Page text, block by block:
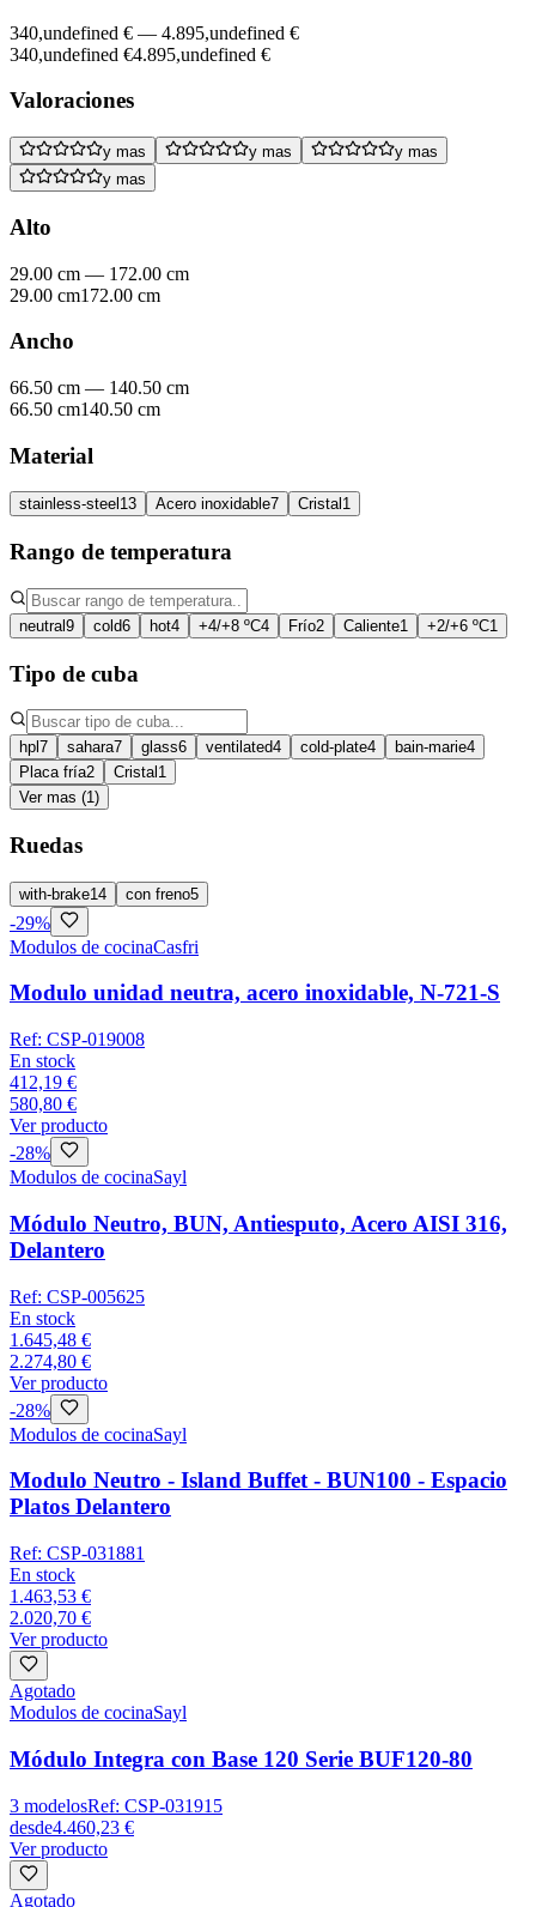
340,undefined € — 4.895,undefined €
340,undefined €4.895,undefined €
Valoraciones
y mas y mas
y mas
y mas
Alto
29.00 cm — 172.00 cm
29.00 cm172.00 cm
Ancho
66.50 cm — 140.50 cm
66.50 cm140.50 cm
Material
stainless-steel 13 Acero inoxidable7 Cristal 1
Rango de temperatura
neutral 9 cold6 hot4 +4/+8 ºC4 Frío2 Caliente1 +2/+6 ºC1
Tipo de cuba
hpl 7 sahara7 glass6 ventilated4 cold-plate4 bain-marie4
Placa fría2 Cristal 1
Ver mas (1)
Ruedas
with-brake14 con freno5
-29%
Modulos de cocinaCasfri
Modulo unidad neutra, acero inoxidable, N-721-S
Ref: CSP-019008
En stock
412,19 €
580,80 €
Ver producto
-28%
Modulos de cocinaSayl
Módulo Neutro, BUN, Antiesputo, Acero AISI 316,
Delantero
Ref: CSP-005625
En stock
1.645,48 €
2.274,80 €
Ver producto
-28%
Modulos de cocinaSayl
Modulo Neutro - Island Buffet - BUN100 - Espacio
Platos Delantero
Ref: CSP-031881
En stock
1.463,53 €
2.020,70 €
Ver producto
Agotado
Modulos de cocinaSayl
Módulo Integra con Base 120 Serie BUF120-80
3 modelosRef: CSP-031915
desde4.460,23 €
Ver producto
Agotado